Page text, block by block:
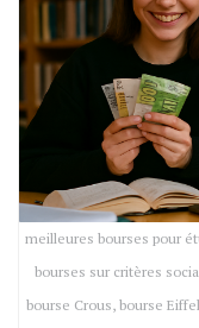
meilleures bourses pour
bourses sur critères
bourse Crous, bourse